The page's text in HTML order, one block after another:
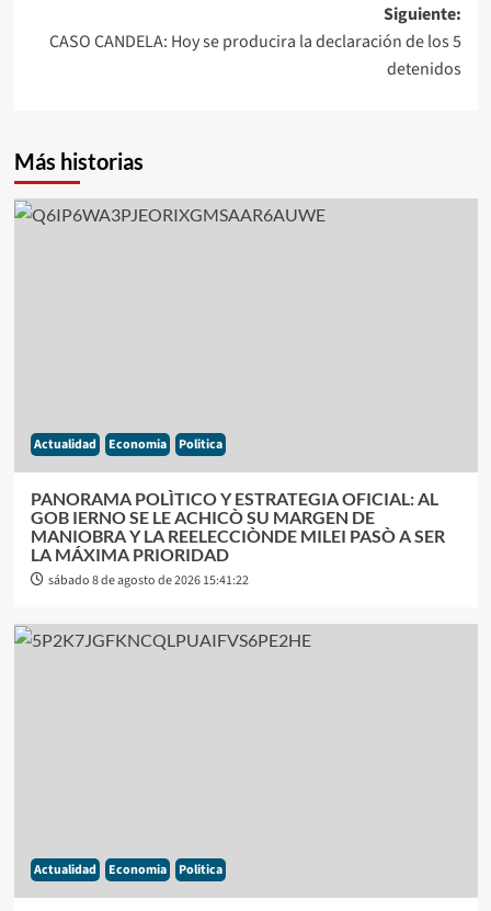
Siguiente:
CASO CANDELA: Hoy se producira la declaración de los 5
detenidos
Más historias
Actualidad Economia Politica
PANORAMA POLÌTICO Y ESTRATEGIA OFICIAL: AL
GOB IERNO SE LE ACHICÒ SU MARGEN DE
MANIOBRA Y LA REELECCIÒNDE MILEI PASÒ A SER
LA MÁXIMA PRIORIDAD
sábado 8 de agosto de 2026 15:41:22
Actualidad Economia Politica